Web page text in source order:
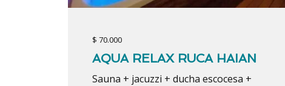
$ 70.000
AQUA RELAX RUCA HAIAN
Sauna + jacuzzi + ducha escocesa +